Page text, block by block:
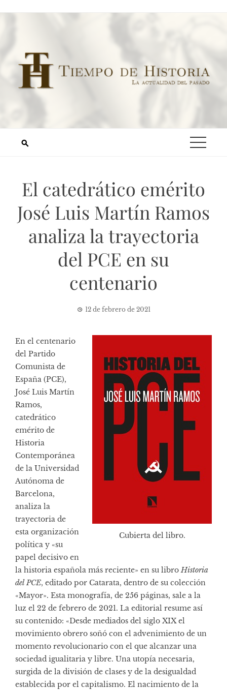
El catedrático emérito
José Luis Martín Ramos
analiza la trayectoria
del PCE en su
centenario
12 de febrero de 2021
Cubierta del libro.
En el centenario
del Partido
Comunista de
España (PCE),
José Luis Martín
Ramos,
catedrático
emérito de
Historia
Contemporánea
de la Universidad
Autónoma de
Barcelona,
analiza la
trayectoria de
esta organización
política y «su
papel decisivo en
la historia española más reciente» en su libroHistoria
del PCE, editado por Catarata, dentro de su colección
«Mayor». Esta monografía, de 256 páginas, sale a la
luz el 22 de febrero de 2021. La editorial resume así
su contenido: «Desde mediados del siglo XIX el
movimiento obrero soñó con el advenimiento de un
momento revolucionario con el que alcanzar una
sociedad igualitaria y libre. Una utopía necesaria,
surgida de la división de clases y de la desigualdad
establecida por el capitalismo. El nacimiento de la